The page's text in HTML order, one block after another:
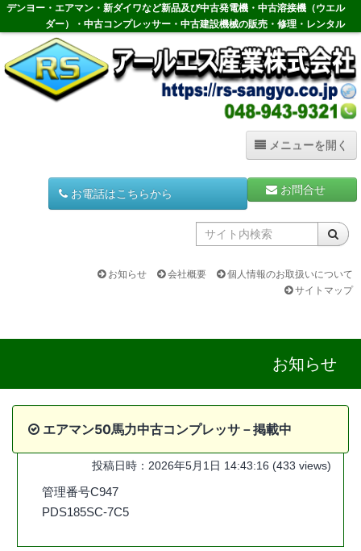
コ
ツ
デンヨー・エアマン・新ダイワなど新品及び中古発電機・中古溶接機（ウエル
ダー）・中古コンプレッサー・中古建設機械の販売・修理・レンタル
メニューを開く
ホーム
HOME
Generator
中古溶接機
Compressor
Q&A
お問合せ
お電話はこちらから
お知らせ 会社概要
個人情報のお取扱いについて
サイトマップ
お知らせ
エアマン50馬力中古コンプレッサ－掲載中
投稿日時：2026年5月1日 14:43:16 (433 views)
管理番号C947
PDS185SC-7C5